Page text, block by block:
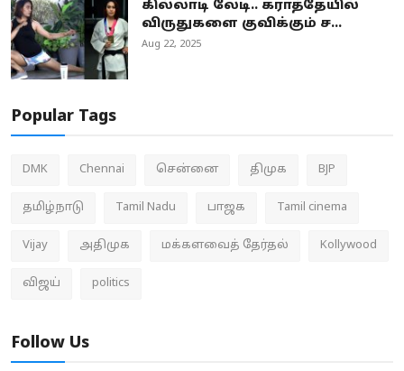
கில்லாடி லேடி.. கராத்தேயில்
விருதுகளை குவிக்கும் ச...
Aug 22, 2025
Popular Tags
DMK Chennai சென்னை திமுக BJP
தமிழ்நாடு Tamil Nadu பாஜக Tamil cinema
Vijay அதிமுக மக்களவைத் தேர்தல் Kollywood
விஜய் politics
Follow Us